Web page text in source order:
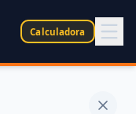
Calculadora